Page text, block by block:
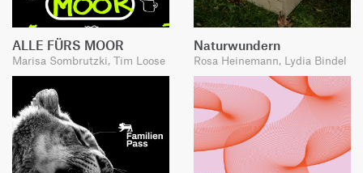
ALLE FÜRS MOOR
Marisa Sombrutzki, Tim Loose
Naturwundern
Rosa Heinemann, Lydia Bindel